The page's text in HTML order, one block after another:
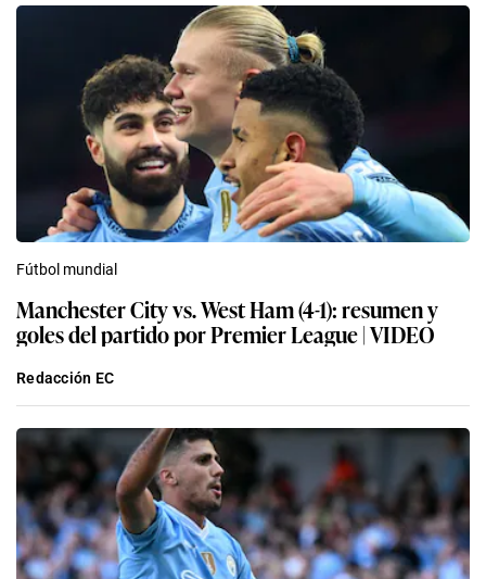
Fútbol mundial
Manchester City vs. West Ham (4-1): resumen y
goles del partido por Premier League | VIDEO
Redacción EC